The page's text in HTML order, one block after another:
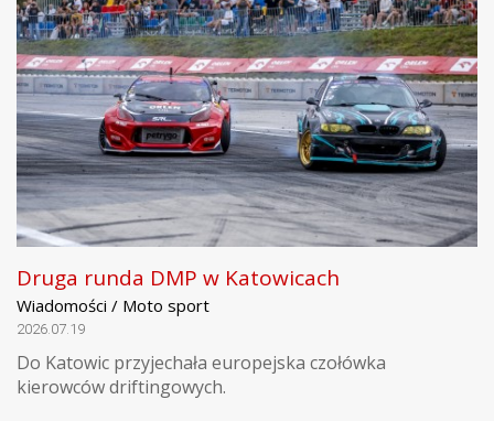
Druga runda DMP w Katowicach
Wiadomości / Moto sport
2026.07.19
Do Katowic przyjechała europejska czołówka
kierowców driftingowych.